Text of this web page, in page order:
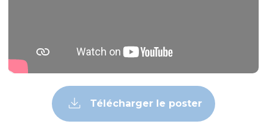
Télécharger le poster